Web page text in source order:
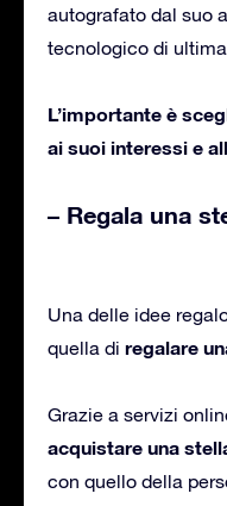
autografato dal suo
tecnologico di
L’importante è
ai suoi interessi e
– Regala una
Una delle idee
quella di regalare
Grazie a servizi
acquistare una
con quello della